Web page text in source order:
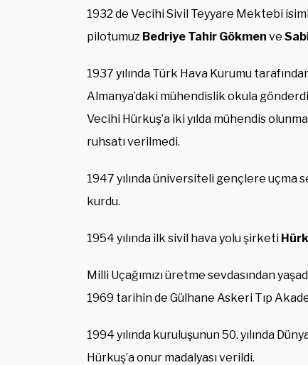
1932 de Vecihi Sivil Teyyare Mektebi
pilotumuz Bedriye Tahir Gökmen ve
1937 yılında Türk Hava Kurumu
Almanya’daki mühendislik okula
Vecihi Hürkuş’a iki yılda mühendis
ruhsatı verilmedi.
1947 yılında üniversiteli gençlere uçma
kurdu.
1954 yılında ilk sivil hava yolu şirketi
Milli Uçağımızı üretme sevdasından
1969 tarihin de Gülhane Askeri Tıp
1994 yılında kuruluşunun 50. yılında
Hürkuş’a onur madalyası verildi.